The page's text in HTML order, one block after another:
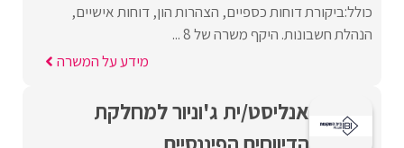
כולל:ביקורת דוחות כספיים, הצהרות הון, דוחות אישיים,
הנהלת חשבונות. היקף משרה של 8 ...
מידע על המשרה
אנליסט/ית ג'וניור למחלקת